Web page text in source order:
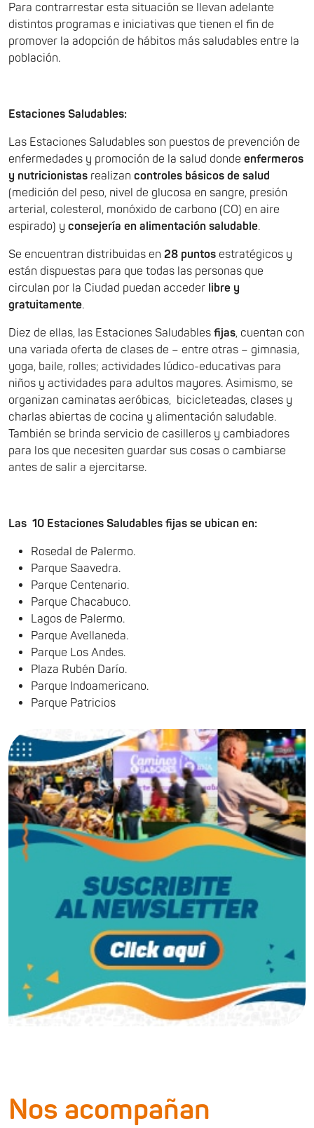
Para contrarrestar esta situación se llevan adelante
distintos programas e iniciativas que tienen el fin de
promover la adopción de hábitos más saludables entre la
población.
Estaciones Saludables:
Las Estaciones Saludables son puestos de prevención de
enfermedades y promoción de la salud donde enfermeros
y nutricionistas realizan controles básicos de salud
(medición del peso, nivel de glucosa en sangre, presión
arterial, colesterol, monóxido de carbono (CO) en aire
espirado) y consejería en alimentación saludable.
Se encuentran distribuidas en 28 puntos estratégicos y
están dispuestas para que todas las personas que
circulan por la Ciudad puedan acceder libre y
gratuitamente.
Diez de ellas, las Estaciones Saludables fijas, cuentan con
una variada oferta de clases de – entre otras – gimnasia,
yoga, baile, rolles; actividades lúdico-educativas para
niños y actividades para adultos mayores. Asimismo, se
organizan caminatas aeróbicas, bicicleteadas, clases y
charlas abiertas de cocina y alimentación saludable.
También se brinda servicio de casilleros y cambiadores
para los que necesiten guardar sus cosas o cambiarse
antes de salir a ejercitarse.
Las 10 Estaciones Saludables fijas se ubican en:
Rosedal de Palermo.
Parque Saavedra.
Parque Centenario.
Parque Chacabuco.
Lagos de Palermo.
Parque Avellaneda.
Parque Los Andes.
Plaza Rubén Darío.
Parque Indoamericano.
Parque Patricios
Nos acompañan